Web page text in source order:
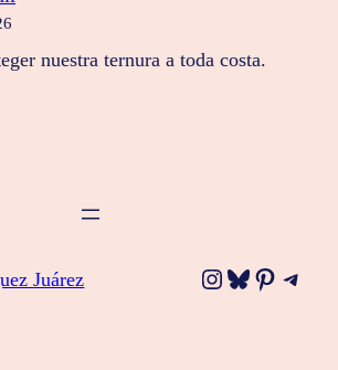
nuestra ternura a toda costa.
Juárez Instagram
Bluesky